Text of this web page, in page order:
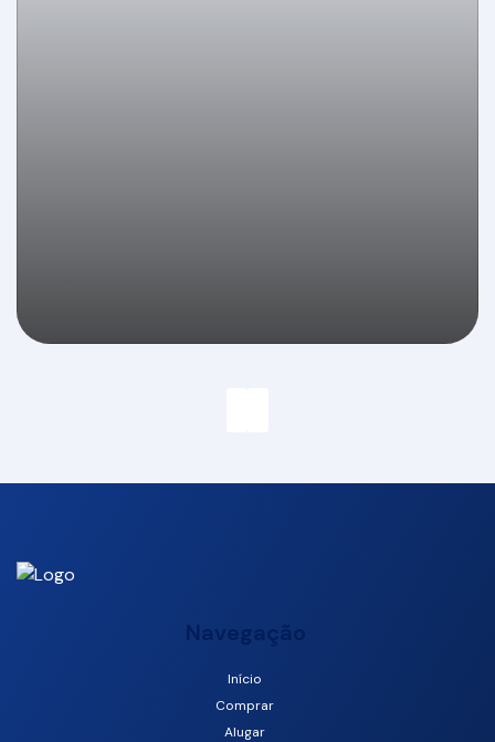
Santa Regina, Camboriú, Santa Catarina, Brasil
Navegação
Início
Comprar
Alugar